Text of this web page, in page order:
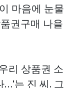
마음에 눈물
권구매 나을
리 상품권 소
…'는 진 씨. 그